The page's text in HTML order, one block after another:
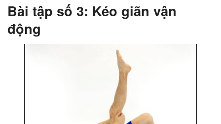
Bài tập số 3: Kéo giãn vận
động